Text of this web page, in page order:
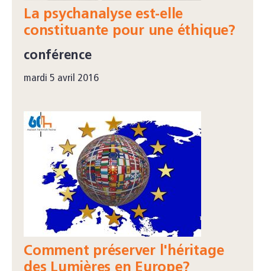
La psychanalyse est-elle
constituante pour une éthique?
conférence
mardi 5 avril 2016
Comment préserver l'héritage
des Lumières en Europe?